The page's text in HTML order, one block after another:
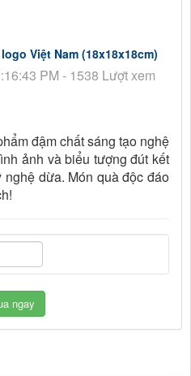
Việt Nam (18x18x18cm)
PM - 1538 Lượt xem
đậm chất sáng tạo nghệ
ảnh và biểu tượng đút kết
dừa. Món quà độc đáo
ngay